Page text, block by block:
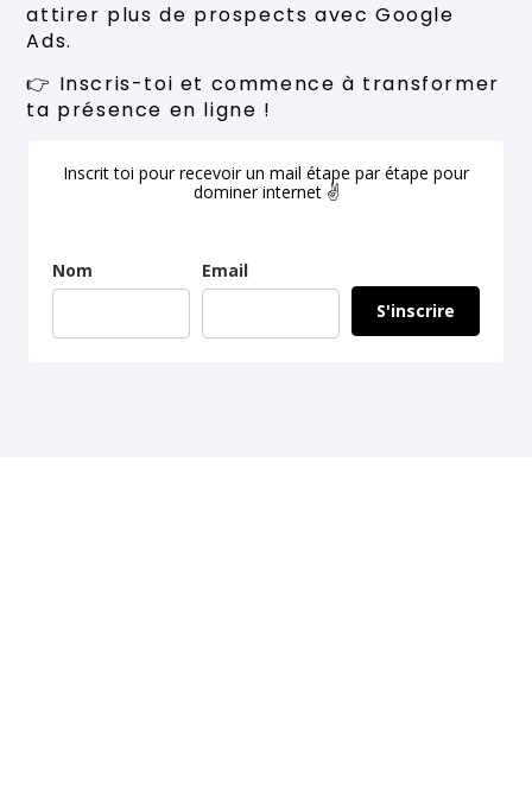
attirer plus de prospects avec Google
Ads.
👉 Inscris-toi et commence à transformer
ta présence en ligne !
Inscrit toi pour recevoir un mail étape par étape pour
dominer internet ✌
Nom
Email
S'inscrire